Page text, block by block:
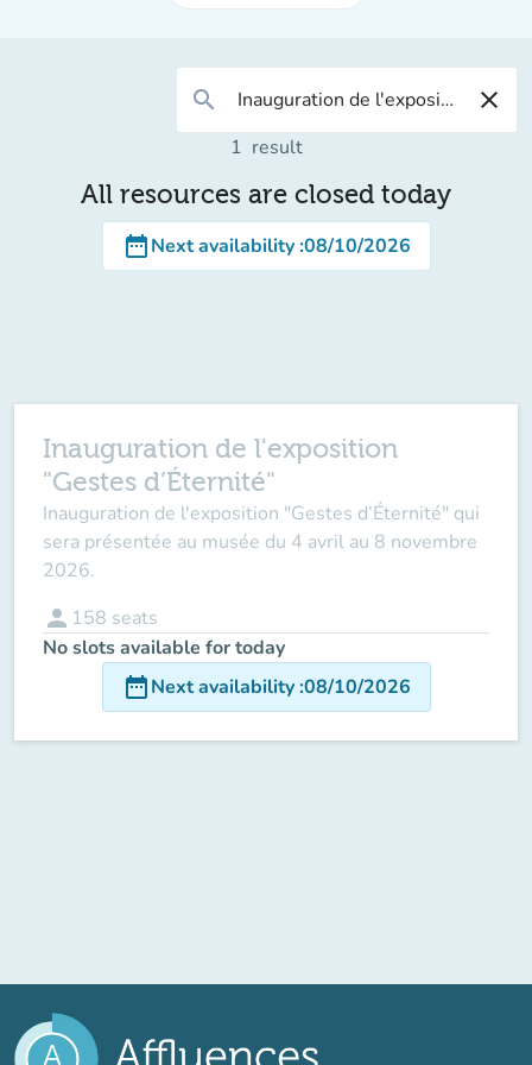
search close
1 result
All resources are closed today
date_rangeNext availability:08/10/2026
Inauguration de l'exposition
"Gestes d’Éternité"
Inauguration de l'exposition "Gestes d’Éternité" qui
sera présentée au musée du 4 avril au 8 novembre
2026.
person 158 seats
No slots available for today
date_rangeNext availability:08/10/2026